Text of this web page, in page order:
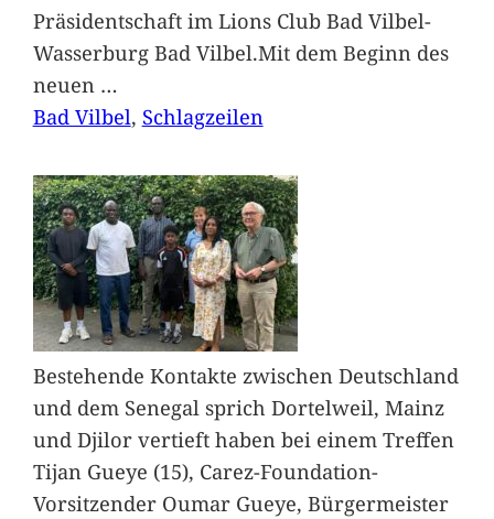
Präsidentschaft im Lions Club Bad Vilbel-
Wasserburg Bad Vilbel.Mit dem Beginn des
neuen …
Bad Vilbel, Schlagzeilen
Bestehende Kontakte zwischen Deutschland
und dem Senegal sprich Dortelweil, Mainz
und Djilor vertieft haben bei einem Treffen
Tijan Gueye (15), Carez-Foundation-
Vorsitzender Oumar Gueye, Bürgermeister